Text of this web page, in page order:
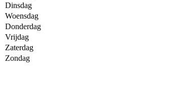
Dinsdag
Woensdag
Donderdag
Vrijdag
Zaterdag
Zondag